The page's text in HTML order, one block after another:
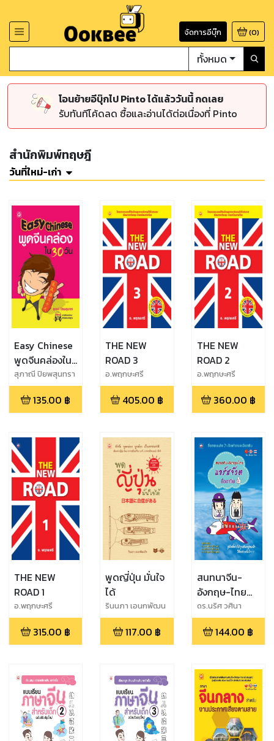
จัดการอีบุ๊ก (0)
ทั้งหมด
โอนย้ายอีบุ๊กไป Pinto ได้แล้ววันนี้ กดเลย
รับทันทีโค้ดลด ซื้อและอ่านได้ต่อเนื่องที่ Pinto
สำนักพิมพ์ทฤษฎี
วันที่ใหม่-เก่า
Easy Chinese
พูดจีนคล่องใน
30 วัน
สุภาณี ปิยพสุนทรา
135.00 ฿
THE NEW
ROAD 3
อ.พฤกษะศรี
405.00 ฿
THE NEW
ROAD 2
อ.พฤกษะศรี
360.00 ฿
THE NEW
ROAD 1
อ.พฤกษะศรี
315.00 ฿
พูดญี่ปุ่น มั่นใจ
ได้
รินนภา เอนกพัฒน
กิจ
117.00 ฿
สนทนาจีน-
อังกฤษ-ไทย
แอร์สจ๊วตมือ
อาชีพ
ดร.นริศ วศินา
นนท์,สุกัญญา วศิน
านนท์,ศตวรรษ ซื่อ
อุดมสิน
144.00 ฿